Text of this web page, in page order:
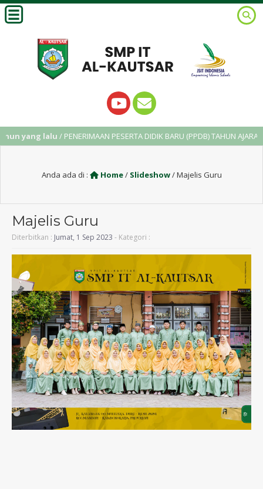
yang lalu/ PENERIMAAN PESERTA DIDIK BARU (PPDB) TAHUN AJARAN
Anda ada di : Home/ Slideshow/Majelis Guru
Majelis Guru
Diterbitkan : Jumat, 1 Sep 2023 - Kategori :